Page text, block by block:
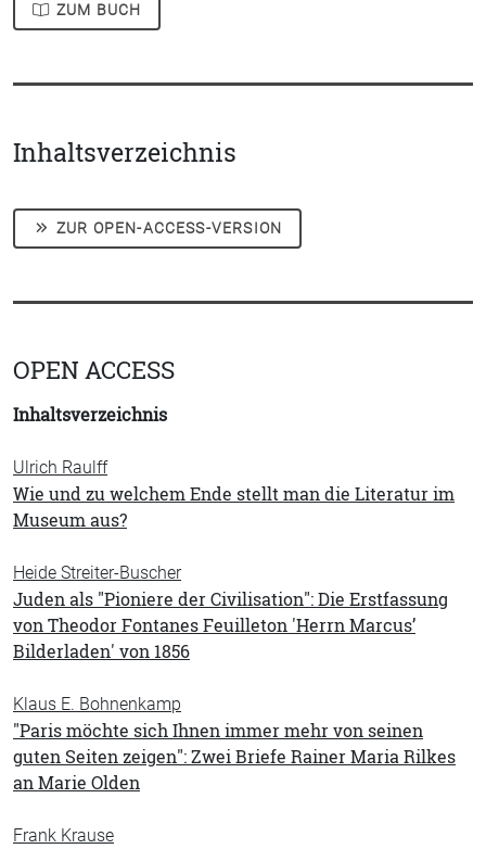
ZUM BUCH
Inhaltsverzeichnis
ZUR OPEN-ACCESS-VERSION
OPEN ACCESS
Inhaltsverzeichnis
Ulrich Raulff
Wie und zu welchem Ende stellt man die Literatur im
Museum aus?
Heide Streiter-Buscher
Juden als "Pioniere der Civilisation": Die Erstfassung
von Theodor Fontanes Feuilleton 'Herrn Marcus’
Bilderladen' von 1856
Klaus E. Bohnenkamp
"Paris möchte sich Ihnen immer mehr von seinen
guten Seiten zeigen": Zwei Briefe Rainer Maria Rilkes
an Marie Olden
Frank Krause